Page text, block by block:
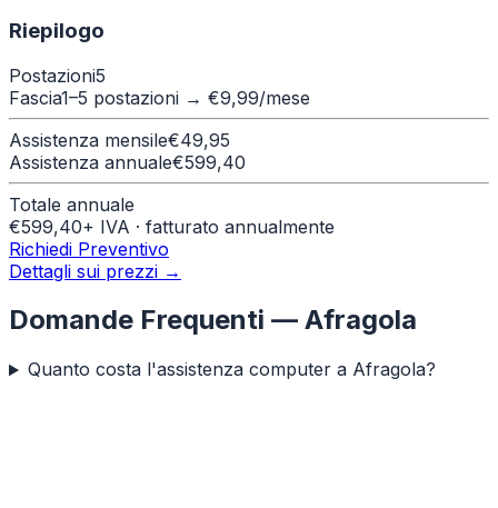
Riepilogo
Postazioni5
Fascia1–5 postazioni → €9,99/mese
Assistenza mensile€49,95
Assistenza annuale€599,40
Totale annuale
€599,40+ IVA · fatturato annualmente
Richiedi Preventivo
Dettagli sui prezzi →
Domande Frequenti — Afragola
Quanto costa l'assistenza computer a Afragola?